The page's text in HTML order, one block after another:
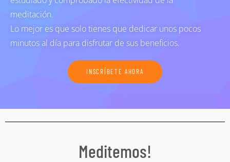
meditación.
Lo mejor es que solo tienes que dedicar unos pocos
minutos al día para disfrutar de sus beneficios.
INSCRÍBETE AHORA
Meditemos!